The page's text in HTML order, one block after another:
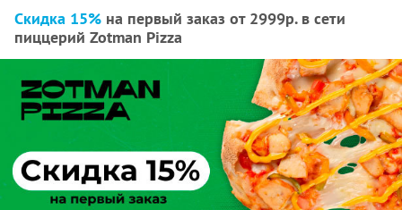
Скидка 15% на первый заказ от 2999р. в сети
пиццерий Zotman Pizza